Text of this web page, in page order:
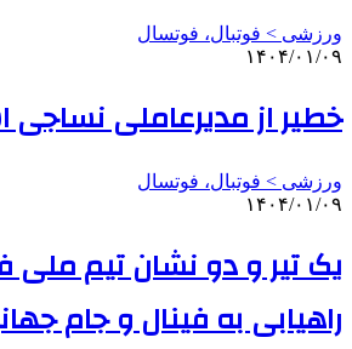
ورزشی > فوتبال، فوتسال
۱۴۰۴/۰۱/۰۹
خطیر از مدیرعاملی نساجی
ورزشی > فوتبال، فوتسال
۱۴۰۴/۰۱/۰۹
یک تیر و دو نشان تیم ملی
راهیابی به فینال و جام